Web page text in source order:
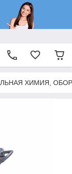
ХИМИЯ,